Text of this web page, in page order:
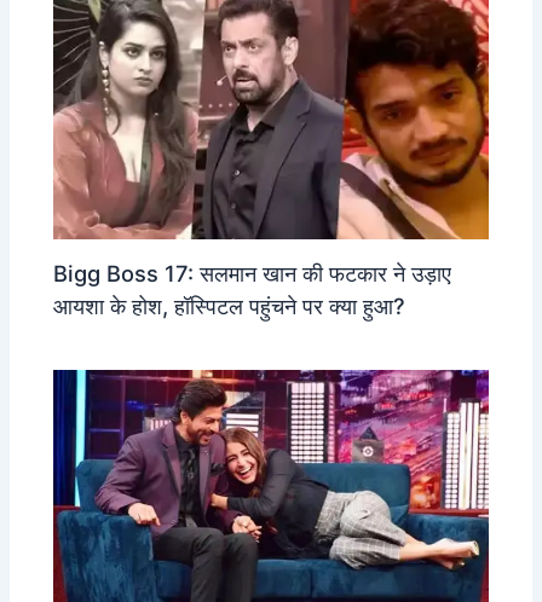
Bigg Boss 17: सलमान खान की फटकार ने उड़ाए
आयशा के होश, हॉस्पिटल पहुंचने पर क्या हुआ?